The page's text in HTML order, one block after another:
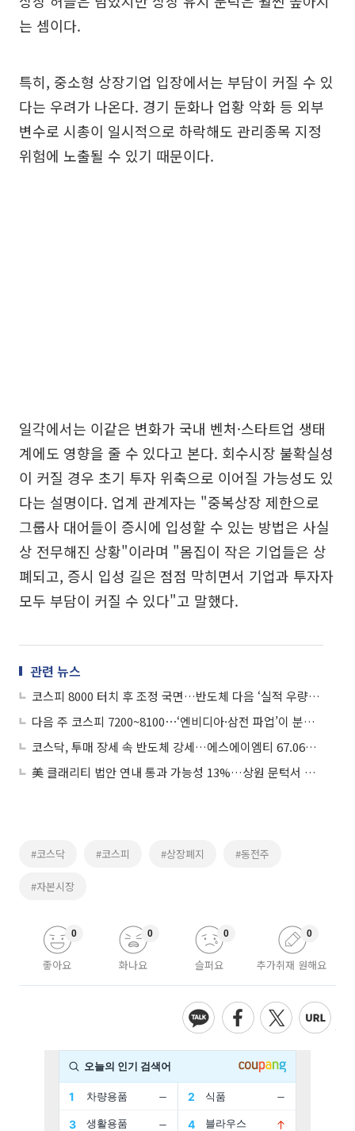
는 셈이다.
특히, 중소형 상장기업 입장에서는 부담이 커질 수 있
다는 우려가 나온다. 경기 둔화나 업황 악화 등 외부
변수로 시총이 일시적으로 하락해도 관리종목 지정
위험에 노출될 수 있기 때문이다.
일각에서는 이같은 변화가 국내 벤처·스타트업 생태
계에도 영향을 줄 수 있다고 본다. 회수시장 불확실성
이 커질 경우 초기 투자 위축으로 이어질 가능성도 있
다는 설명이다. 업계 관계자는 "중복상장 제한으로
그룹사 대어들이 증시에 입성할 수 있는 방법은 사실
상 전무해진 상황"이라며 "몸집이 작은 기업들은 상
폐되고, 증시 입성 길은 점점 막히면서 기업과 투자자
모두 부담이 커질 수 있다"고 말했다.
관련 뉴스
코스피 8000 터치 후 조정 국면…반도체 다음 ‘실적 우량주’ 순환매 주목
다음 주 코스피 7200~8100⋯‘엔비디아·삼전 파업’이 분수령
코스닥, 투매 장세 속 반도체 강세…에스에이엠티 67.06%↑
美 클래리티 법안 연내 통과 가능성 13%…상원 문턱서 제동
#코스닥 #코스피 #상장폐지 #동전주
#자본시장
좋아요
0
화나요
0
슬퍼요
0
추가취재 원해요
0